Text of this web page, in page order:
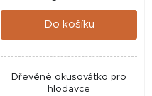
cena:
Do košíku
Dřevěné okusovátko pro
hlodavce